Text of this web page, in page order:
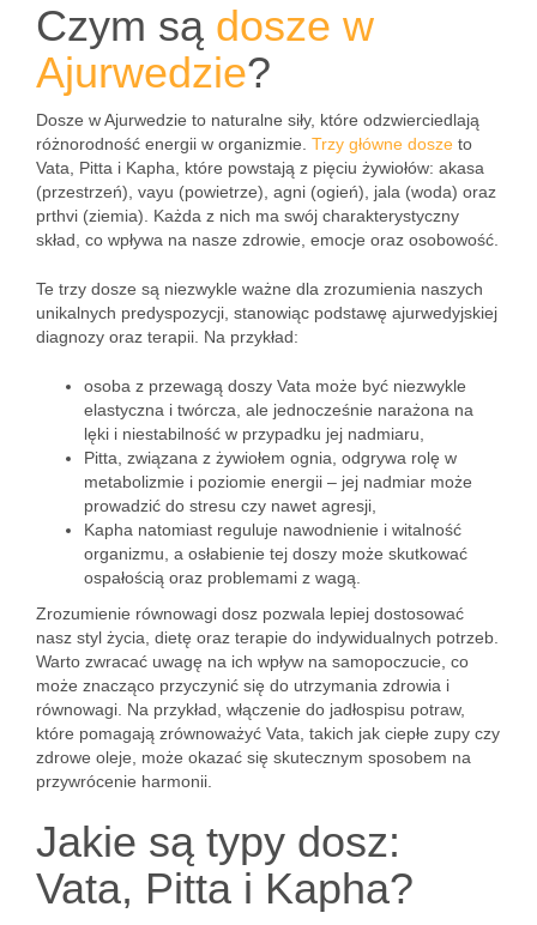
Czym są dosze w
Ajurwedzie?
Dosze w Ajurwedzie to naturalne siły, które odzwierciedlają
różnorodność energii w organizmie. Trzy główne dosze to
Vata, Pitta i Kapha, które powstają z pięciu żywiołów: akasa
(przestrzeń), vayu (powietrze), agni (ogień), jala (woda) oraz
prthvi (ziemia). Każda z nich ma swój charakterystyczny
skład, co wpływa na nasze zdrowie, emocje oraz osobowość.
Te trzy dosze są niezwykle ważne dla zrozumienia naszych
unikalnych predyspozycji, stanowiąc podstawę ajurwedyjskiej
diagnozy oraz terapii. Na przykład:
osoba z przewagą doszy Vata może być niezwykle
elastyczna i twórcza, ale jednocześnie narażona na
lęki i niestabilność w przypadku jej nadmiaru,
Pitta, związana z żywiołem ognia, odgrywa rolę w
metabolizmie i poziomie energii – jej nadmiar może
prowadzić do stresu czy nawet agresji,
Kapha natomiast reguluje nawodnienie i witalność
organizmu, a osłabienie tej doszy może skutkować
ospałością oraz problemami z wagą.
Zrozumienie równowagi dosz pozwala lepiej dostosować
nasz styl życia, dietę oraz terapie do indywidualnych potrzeb.
Warto zwracać uwagę na ich wpływ na samopoczucie, co
może znacząco przyczynić się do utrzymania zdrowia i
równowagi. Na przykład, włączenie do jadłospisu potraw,
które pomagają zrównoważyć Vata, takich jak ciepłe zupy czy
zdrowe oleje, może okazać się skutecznym sposobem na
przywrócenie harmonii.
Jakie są typy dosz:
Vata, Pitta i Kapha?